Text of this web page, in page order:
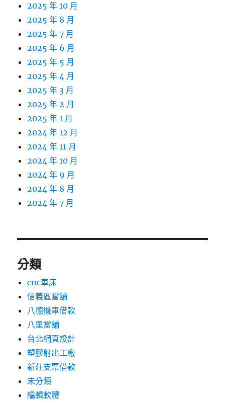
2025 年 10 月
2025 年 8 月
2025 年 7 月
2025 年 6 月
2025 年 5 月
2025 年 4 月
2025 年 3 月
2025 年 2 月
2025 年 1 月
2024 年 12 月
2024 年 11 月
2024 年 10 月
2024 年 9 月
2024 年 8 月
2024 年 7 月
分類
cnc車床
信義區當舖
八德機車借款
八里當舖
台北網頁設計
塑膠射出工廠
新莊支票借款
未分類
編輯軟體